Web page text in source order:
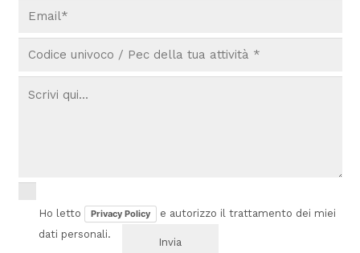
Ho letto Privacy Policy
e autorizzo il trattamento dei miei
dati personali.